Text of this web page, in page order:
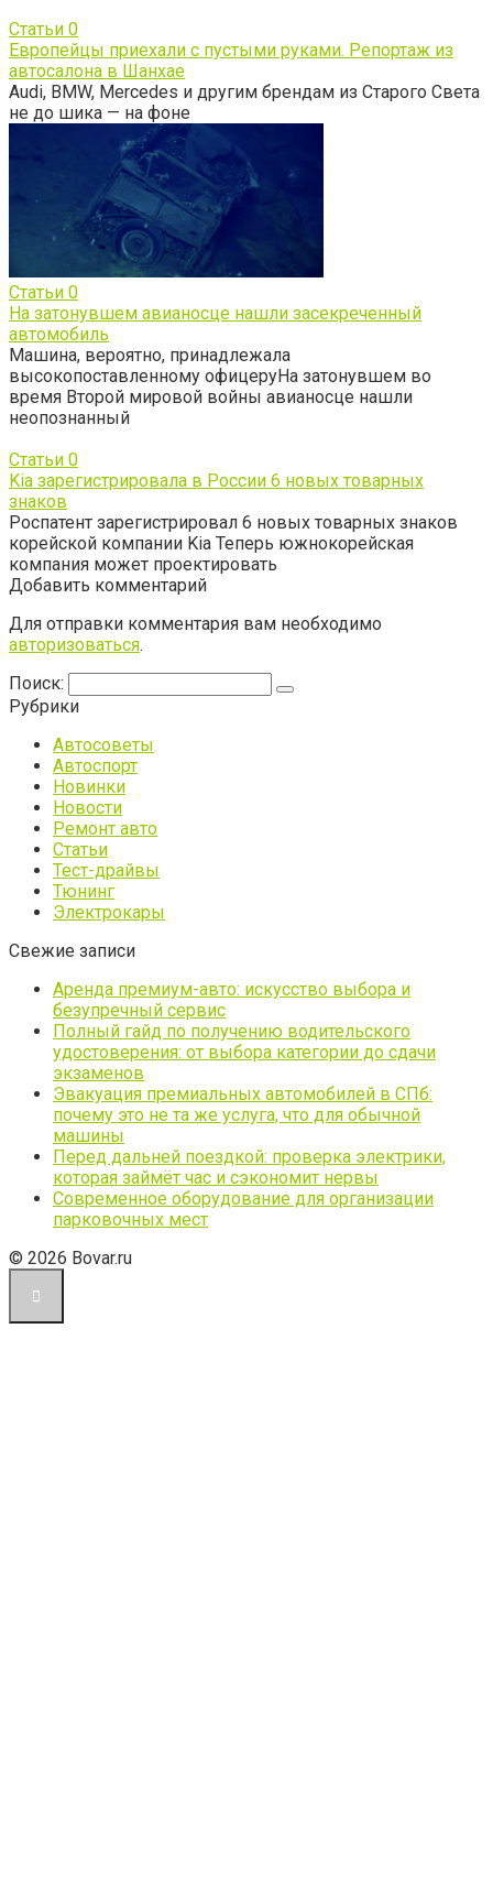
Статьи 0
Европейцы приехали с пустыми руками. Репортаж из
автосалона в Шанхае
Audi, BMW, Mercedes и другим брендам из Старого Света
не до шика — на фоне
Статьи 0
На затонувшем авианосце нашли засекреченный
автомобиль
Машина, вероятно, принадлежала
высокопоставленному офицеруНа затонувшем во
время Второй мировой войны авианосце нашли
неопознанный
Статьи 0
Kia зарегистрировала в России 6 новых товарных
знаков
Роспатент зарегистрировал 6 новых товарных знаков
корейской компании Kia Теперь южнокорейская
компания может проектировать
Добавить комментарий
Для отправки комментария вам необходимо
авторизоваться.
Поиск:
Рубрики
Автосоветы
Автоспорт
Новинки
Новости
Ремонт авто
Статьи
Тест-драйвы
Тюнинг
Электрокары
Свежие записи
Аренда премиум-авто: искусство выбора и
безупречный сервис
Полный гайд по получению водительского
удостоверения: от выбора категории до сдачи
экзаменов
Эвакуация премиальных автомобилей в СПб:
почему это не та же услуга, что для обычной
машины
Перед дальней поездкой: проверка электрики,
которая займёт час и сэкономит нервы
Современное оборудование для организации
парковочных мест
© 2026 Bovar.ru